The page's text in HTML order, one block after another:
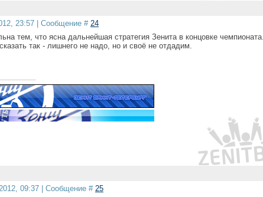
23:57 | Сообщение # 24
тем, что ясна дальнейшая стратегия Зенита в концовке
так - лишнего не надо, но и своё не отдадим.
09:37 | Сообщение #25